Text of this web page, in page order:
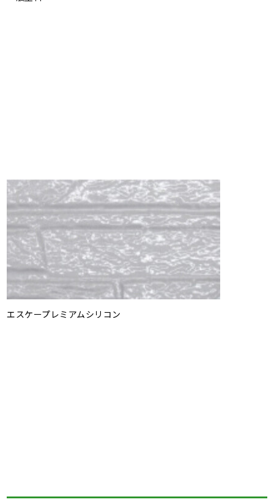
エスケープレミアムシリコン